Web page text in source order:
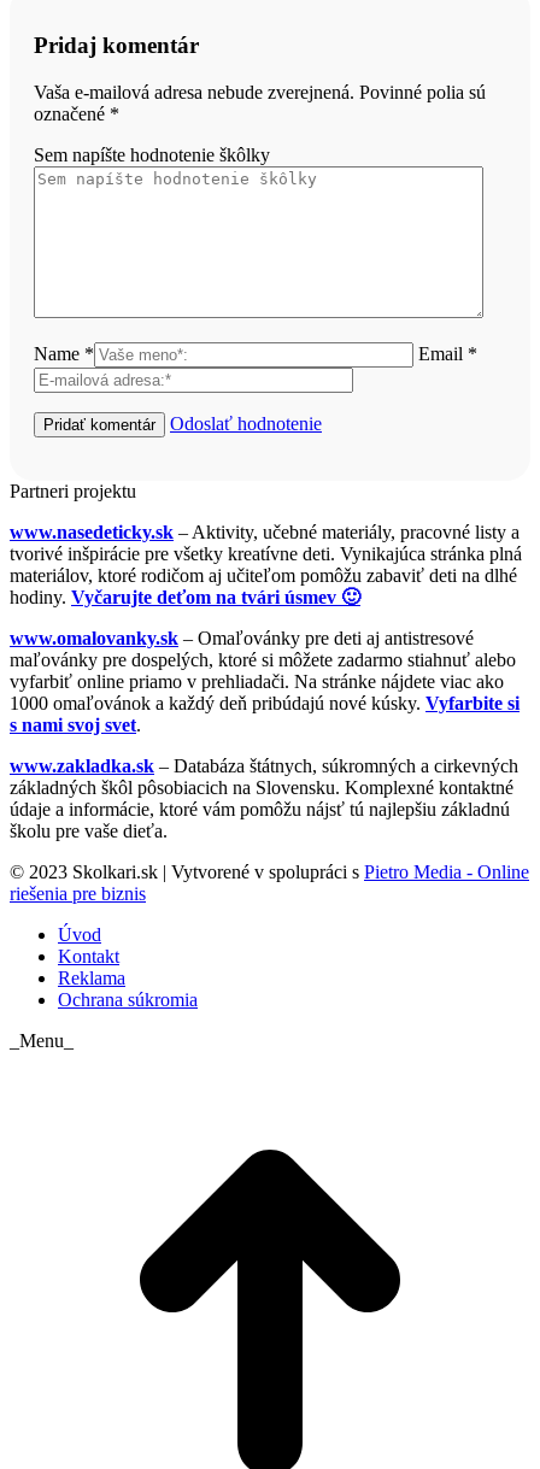
Pridaj komentár
Vaša e-mailová adresa nebude zverejnená. Povinné polia sú
označené *
Sem napíšte hodnotenie škôlky
Name * Email *
Odoslať hodnotenie
Partneri projektu
www.nasedeticky.sk – Aktivity, učebné materiály, pracovné listy a
tvorivé inšpirácie pre všetky kreatívne deti. Vynikajúca stránka plná
materiálov, ktoré rodičom aj učiteľom pomôžu zabaviť deti na dlhé
hodiny. Vyčarujte deťom na tvári úsmev 🙂
www.omalovanky.sk – Omaľovánky pre deti aj antistresové
maľovánky pre dospelých, ktoré si môžete zadarmo stiahnuť alebo
vyfarbiť online priamo v prehliadači. Na stránke nájdete viac ako
1000 omaľovánok a každý deň pribúdajú nové kúsky. Vyfarbite si
s nami svoj svet.
www.zakladka.sk – Databáza štátnych, súkromných a cirkevných
základných škôl pôsobiacich na Slovensku. Komplexné kontaktné
údaje a informácie, ktoré vám pomôžu nájsť tú najlepšiu základnú
školu pre vaše dieťa.
© 2023 Skolkari.sk | Vytvorené v spolupráci s Pietro Media - Online
riešenia pre biznis
Úvod
Kontakt
Reklama
Ochrana súkromia
_Menu_